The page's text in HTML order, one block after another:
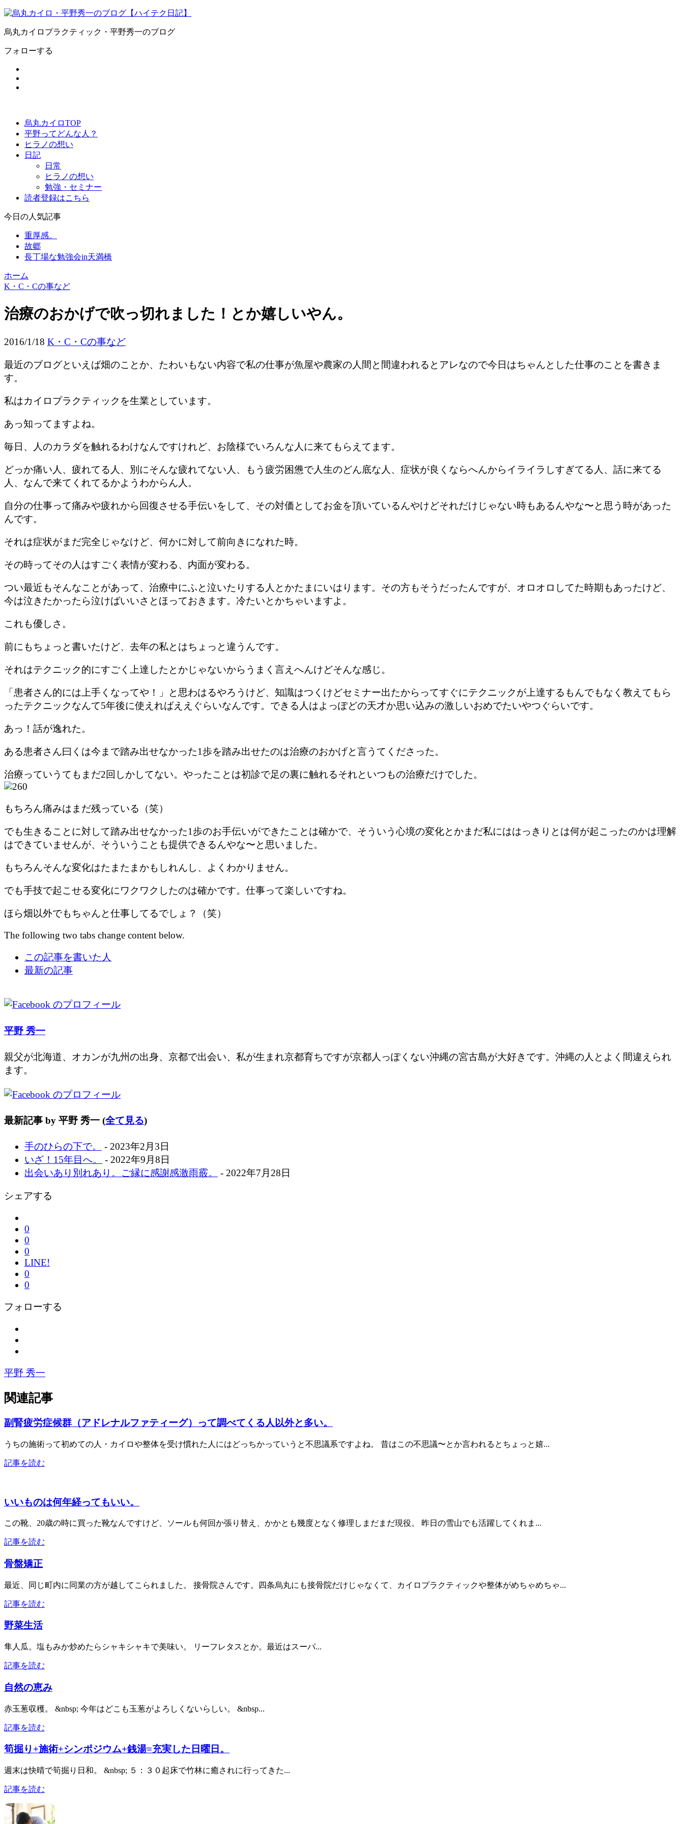
烏丸カイロプラクティック・平野秀一のブログ
フォローする
烏丸カイロTOP
平野ってどんな人？
ヒラノの想い
日記
日常
ヒラノの想い
勉強・セミナー
読者登録はこちら
今日の人気記事
重厚感。
故郷
長丁場な勉強会in天満橋
ホーム
K・C・Cの事など
治療のおかげで吹っ切れました！とか嬉しいやん。
2016/1/18 K・C・Cの事など
最近のブログといえば畑のことか、たわいもない内容で私の仕事が魚屋や農家の人間と間違われるとアレなので今日はちゃんとした仕事のことを書きま
す。
私はカイロプラクティックを生業としています。
あっ知ってますよね。
毎日、人のカラダを触れるわけなんですけれど、お陰様でいろんな人に来てもらえてます。
どっか痛い人、疲れてる人、別にそんな疲れてない人、もう疲労困憊で人生のどん底な人、症状が良くならへんからイライラしすぎてる人、話に来てる
人、なんで来てくれてるかようわからん人。
自分の仕事って痛みや疲れから回復させる手伝いをして、その対価としてお金を頂いているんやけどそれだけじゃない時もあるんやな〜と思う時があった
んです。
それは症状がまだ完全じゃなけど、何かに対して前向きになれた時。
その時ってその人はすごく表情が変わる、内面が変わる。
つい最近もそんなことがあって、治療中にふと泣いたりする人とかたまにいはります。その方もそうだったんですが、オロオロしてた時期もあったけど、
今は泣きたかったら泣けばいいさとほっておきます。冷たいとかちゃいますよ。
これも優しさ。
前にもちょっと書いたけど、去年の私とはちょっと違うんです。
それはテクニック的にすごく上達したとかじゃないからうまく言えへんけどそんな感じ。
「患者さん的には上手くなってや！」と思わはるやろうけど、知識はつくけどセミナー出たからってすぐにテクニックが上達するもんでもなく教えてもら
ったテクニックなんて5年後に使えればええぐらいなんです。できる人はよっぽどの天才か思い込みの激しいおめでたいやつぐらいです。
あっ！話が逸れた。
ある患者さん曰くは今まで踏み出せなかった1歩を踏み出せたのは治療のおかげと言うてくださった。
治療っていうてもまだ2回しかしてない。やったことは初診で足の裏に触れるそれといつもの治療だけでした。
もちろん痛みはまだ残っている（笑）
でも生きることに対して踏み出せなかった1歩のお手伝いができたことは確かで、そういう心境の変化とかまだ私にははっきりとは何が起こったのかは理解
はできていませんが、そういうことも提供できるんやな〜と思いました。
もちろんそんな変化はたまたまかもしれんし、よくわかりません。
でも手技で起こせる変化にワクワクしたのは確かです。仕事って楽しいですね。
ほら畑以外でもちゃんと仕事してるでしょ？（笑）
The following two tabs change content below.
この記事を書いた人
最新の記事
平野 秀一
親父が北海道、オカンが九州の出身、京都で出会い、私が生まれ京都育ちですが京都人っぽくない沖縄の宮古島が大好きです。沖縄の人とよく間違えられ
ます。
最新記事 by 平野 秀一 (全て見る)
手のひらの下で。
- 2023年2月3日
いざ！15年目へ。
- 2022年9月8日
出会いあり別れあり。ご縁に感謝感激雨霰。
- 2022年7月28日
シェアする
0
0
0
LINE!
0
0
フォローする
平野 秀一
関連記事
副腎疲労症候群（アドレナルファティーグ）って調べてくる人以外と多い。
うちの施術って初めての人・カイロや整体を受け慣れた人にはどっちかっていうと不思議系ですよね。 昔はこの不思議〜とか言われるとちょっと嬉...
記事を読む
いいものは何年経ってもいい。
この靴、20歳の時に買った靴なんですけど、ソールも何回か張り替え、かかとも幾度となく修理しまだまだ現役。 昨日の雪山でも活躍してくれま...
記事を読む
骨盤矯正
最近、同じ町内に同業の方が越してこられました。 接骨院さんです。四条烏丸にも接骨院だけじゃなくて、カイロプラクティックや整体がめちゃめちゃ...
記事を読む
野菜生活
隼人瓜。塩もみか炒めたらシャキシャキで美味い。 リーフレタスとか。最近はスーパ...
記事を読む
自然の恵み
赤玉葱収穫。 &nbsp; 今年はどこも玉葱がよろしくないらしい。 &nbsp...
記事を読む
筍掘り+施術+シンポジウム+銭湯=充実した日曜日。
週末は快晴で筍掘り日和。 &nbsp; ５：３０起床で竹林に癒されに行ってきた...
記事を読む